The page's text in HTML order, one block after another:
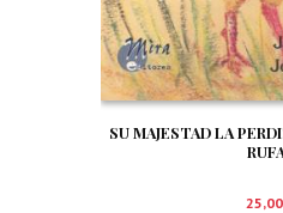
SU MAJESTAD LA
25,00